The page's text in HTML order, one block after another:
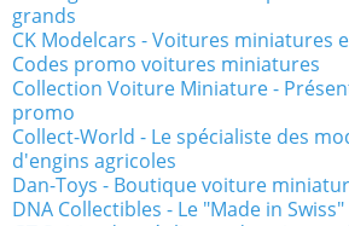
grands
CK Modelcars - Voitures miniatures
Codes promo voitures miniatures
Collection Voiture Miniature -
promo
Collect-World - Le spécialiste des
d'engins agricoles
Dan-Toys - Boutique voiture
DNA Collectibles - Le "Made in